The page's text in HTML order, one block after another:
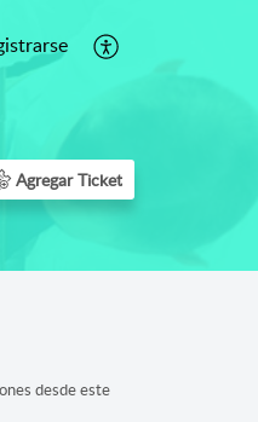
Agregar Ticket
desde este